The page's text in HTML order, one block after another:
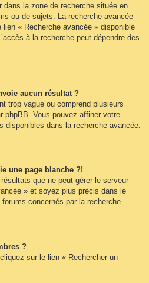
la zone de recherche située en
ou de sujets. La recherche avancée
« Recherche avancée » disponible
à la recherche peut dépendre des
aucun résultat ?
trop vague ou comprend plusieurs
phpBB. Vous pouvez affiner votre
disponibles dans la recherche avancée.
une page blanche ?!
que ne peut gérer le serveur
» et soyez plus précis dans le
concernés par la recherche.
?
sur le lien « Rechercher un